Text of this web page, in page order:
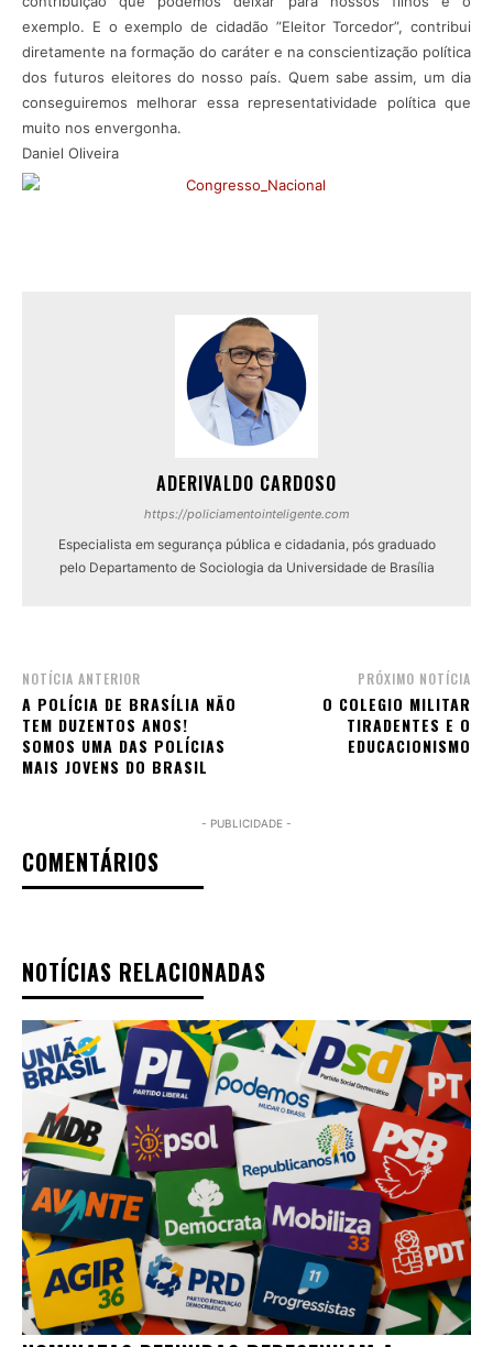
exemplo. E o exemplo de cidadão ”Eleitor Torcedor”, contribui
diretamente na formação do caráter e na conscientização política
dos futuros eleitores do nosso país. Quem sabe assim, um dia
conseguiremos melhorar essa representatividade política que
muito nos envergonha.
Daniel Oliveira
ADERIVALDO CARDOSO
https://policiamentointeligente.com
Especialista em segurança pública e cidadania, pós graduado
pelo Departamento de Sociologia da Universidade de Brasília
NOTÍCIA ANTERIOR
A POLÍCIA DE BRASÍLIA NÃO
TEM DUZENTOS ANOS!
SOMOS UMA DAS POLÍCIAS
MAIS JOVENS DO BRASIL
PRÓXIMO NOTÍCIA
O COLEGIO MILITAR
TIRADENTES E O
EDUCACIONISMO
- PUBLICIDADE -
COMENTÁRIOS
NOTÍCIAS RELACIONADAS